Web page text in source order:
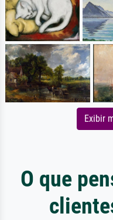
Exibir
O que